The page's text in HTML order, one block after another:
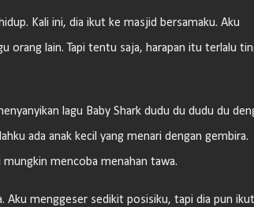
Kali ini, dia ikut ke masjid bersamaku. Aku
orang lain. Tapi tentu saja, harapan itu terlalu
lagu Baby Shark dudu du dudu du
ada anak kecil yang menari dengan gembira.
mungkin mencoba menahan tawa.
Aku menggeser sedikit posisiku, tapi dia pun ikut